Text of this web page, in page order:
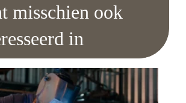
misschien ook
in